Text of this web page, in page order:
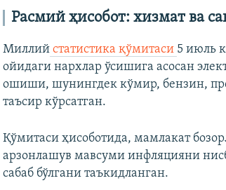
Расмий ҳисобот: хизмат ва
Миллий статистика қўмитаси 5 июль
ойидаги нархлар ўсишига асосан
ошиши, шунингдек кўмир, бензин,
таъсир кўрсатган.
Қўмитаси ҳисоботида, мамлакат
арзонлашув мавсуми инфляцияни
сабаб бўлгани таъкидланган.